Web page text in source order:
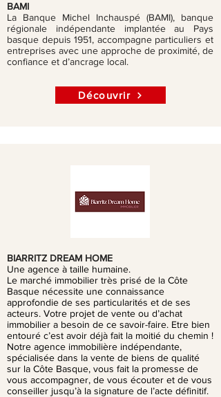
BAMI
La Banque Michel Inchauspé (BAMI), banque
régionale indépendante implantée au Pays
basque depuis 1951, accompagne particuliers et
entreprises avec une approche de proximité, de
confiance et d’ancrage local.
Découvrir
BIARRITZ DREAM HOME
Une agence à taille humaine.
Le marché immobilier très prisé de la Côte
Basque nécessite une connaissance
approfondie de ses particularités et de ses
acteurs. Votre projet de vente ou d’achat
immobilier a besoin de ce savoir-faire. Etre bien
entouré c’est avoir déjà fait la moitié du chemin !
Notre agence immobilière indépendante,
spécialisée dans la vente de biens de qualité
sur la Côte Basque, vous fait la promesse de
vous accompagner, de vous écouter et de vous
conseiller jusqu’à la signature de l’acte définitif.